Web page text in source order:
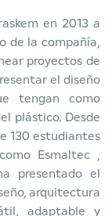
en 2013 a
de la compañía,
proyectos de
el diseño
tengan como
plástico. Desde
130 estudiantes
Esmaltec ,
presentado el
arquitectura
adaptable y